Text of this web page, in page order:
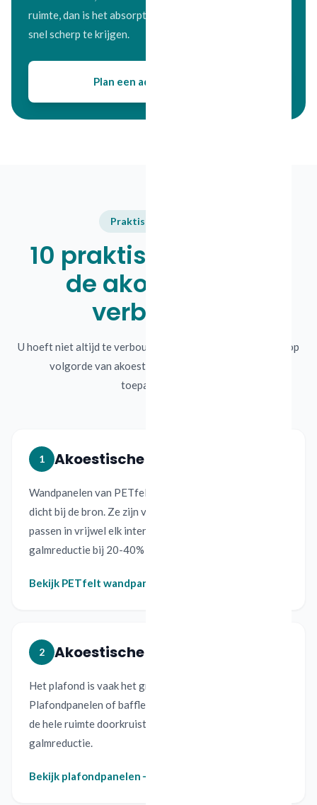
ruimte, dan is het absorptie. Wij helpen u het verschil
snel scherp te krijgen.
Plan een adviesgesprek
Praktisch toepassen
10 praktische tips om
de akoestiek te
verbeteren
U hoeft niet altijd te verbouwen. Deze maatregelen staan op
volgorde van akoestische impact en praktische
toepasbaarheid.
1 Akoestische wandpanelen
Wandpanelen van PETfelt absorberen geluidsgolven
dicht bij de bron. Ze zijn verkrijgbaar in 51 kleuren en
passen in vrijwel elk interieur. Effect: 30-50%
galmreductie bij 20-40% wandbedekking.
Bekijk PETfelt wandpanelen
2 Akoestische plafondpanelen
Het plafond is vaak het grootste reflectieoppervlak.
Plafondpanelen of baffles vangen geluid voordat het
de hele ruimte doorkruist. Effect: 25-40%
galmreductie.
Bekijk plafondpanelen